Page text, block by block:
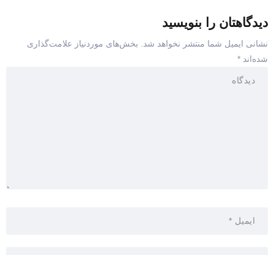
دیدگاهتان را بنویسید
نشانی ایمیل شما منتشر نخواهد شد.
بخش‌های موردنیاز علامت‌گذاری
شده‌اند *